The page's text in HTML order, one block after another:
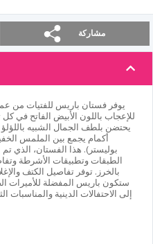
مشاركة
للإعجاب باللون الأبيض الفاتح في
يحتضن بلطف الجمال الشبيه
بوليستر). هذا الفستان، الذي تم
الطبقات وتطبيقات الأشرطة
بالخرز. توفر تفاصيل الكتف
ستكون باريس المفضلة للأميرات
إلى الاحتفالات الدينية